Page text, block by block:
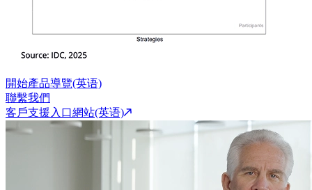
開始產品導覽(英语)
聯繫我們
客戶支援入口網站(英语)